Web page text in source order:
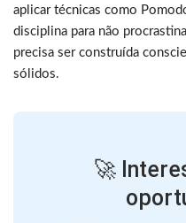
aplicar técnicas como
disciplina para não
precisa ser construída
sólidos.
🚀